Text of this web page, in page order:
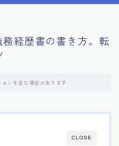
方法
人の応募書類
もたらす影響
経歴書の書き方。転
ンを含む場合があります
CLOSE